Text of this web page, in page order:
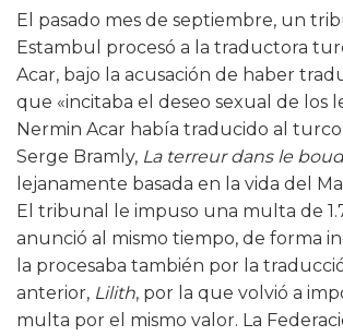
El pasado mes de septiembre, un
Estambul procesó a la traductora
Acar, bajo la acusación de haber
que «incitaba el deseo sexual de los
Nermin Acar había traducido al
Serge Bramly, La terreur dans le
lejanamente basada en la vida del
El tribunal le impuso una multa de
anunció al mismo tiempo, de forma
la procesaba también por la
anterior, Lilith, por la que volvió a
multa por el mismo valor. La